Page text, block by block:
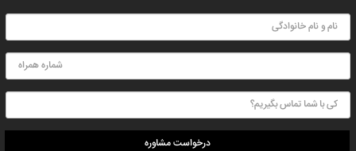
درخواست مشاوره